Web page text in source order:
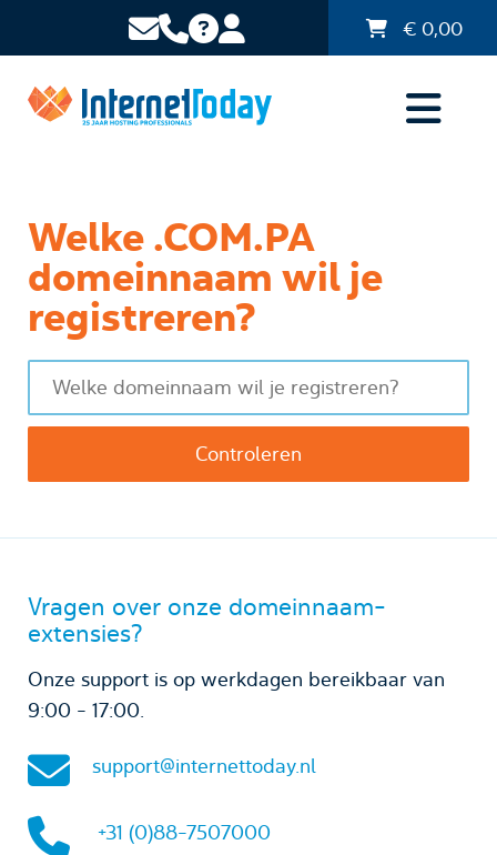
€ 0,00
Welke .COM.PA
domeinnaam wil je
registreren?
Vragen over onze domeinnaam-
extensies?
Onze support is op werkdagen bereikbaar van
9:00 - 17:00.
support@internettoday.nl
+31 (0)88-7507000